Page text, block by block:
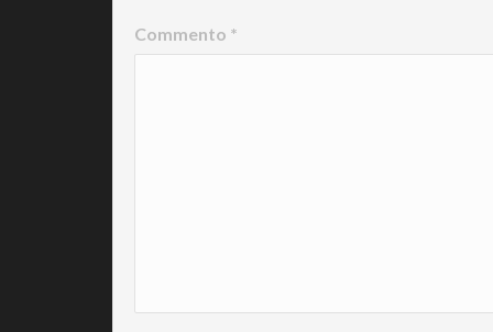
Commento *